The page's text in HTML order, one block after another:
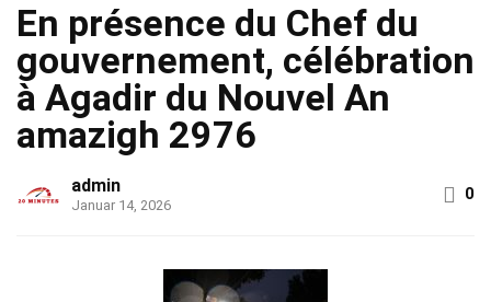
En présence du Chef du
gouvernement, célébration
à Agadir du Nouvel An
amazigh 2976
admin
Januar 14, 2026
0